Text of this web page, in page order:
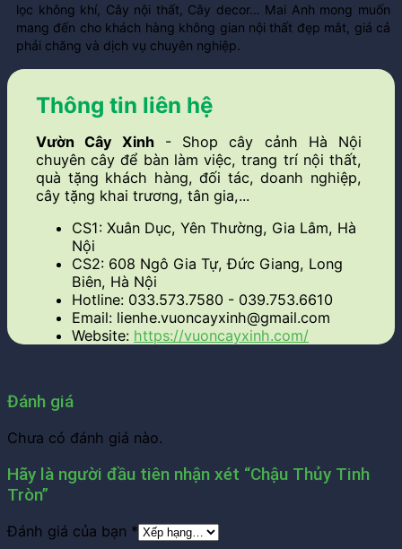
lọc không khí, Cây nội thất, Cây decor… Mai Anh mong muốn
mang đến cho khách hàng không gian nội thất đẹp mắt, giá cả
phải chăng và dịch vụ chuyên nghiệp.
Thông tin liên hệ
Vườn Cây Xinh- Shop cây cảnh Hà Nội
chuyên cây để bàn làm việc, trang trí nội thất,
quà tặng khách hàng, đối tác, doanh nghiệp,
cây tặng khai trương, tân gia,...
CS1: Xuân Dục, Yên Thường, Gia Lâm, Hà
Nội
CS2: 608 Ngô Gia Tự, Đức Giang, Long
Biên, Hà Nội
Hotline: 033.573.7580 - 039.753.6610
Email: lienhe.vuoncayxinh@gmail.com
Website: https://vuoncayxinh.com/
Đánh giá
Chưa có đánh giá nào.
Hãy là người đầu tiên nhận xét “Chậu Thủy Tinh
Tròn”
Đánh giá của bạn *